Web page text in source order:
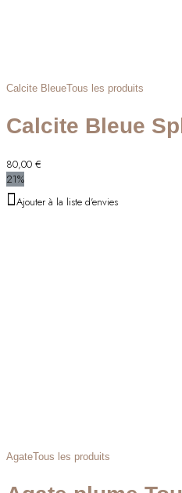
Calcite BleueTous les produits
Calcite Bleue
80,00 €
21%
Ajouter à la liste d'envies
AgateTous les produits